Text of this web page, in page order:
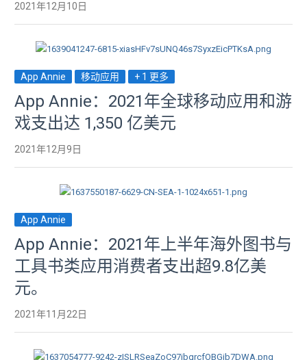
2021年12月10日
App Annie 移动应用 + 1 更多
App Annie：2021年全球移动应用和游
戏支出达 1,350 亿美元
2021年12月9日
App Annie
App Annie：2021年上半年海外图书与
工具书类应用消费者支出超9.8亿美
元。
2021年11月22日